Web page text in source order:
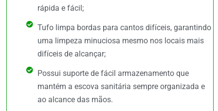
rápida e fácil;
Tufo limpa bordas para cantos difíceis, garantindo
uma limpeza minuciosa mesmo nos locais mais
difíceis de alcançar;
Possui suporte de fácil armazenamento que
mantém a escova sanitária sempre organizada e
ao alcance das mãos.